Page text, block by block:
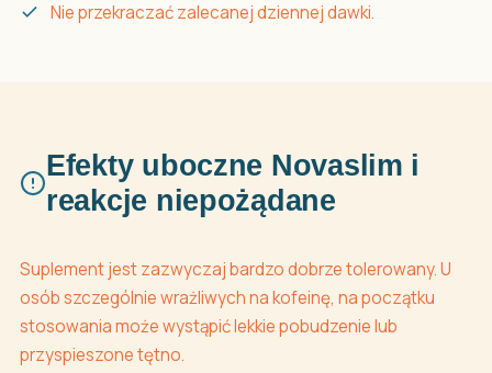
Nie przekraczać zalecanej dziennej dawki.
Efekty uboczne Novaslim i
reakcje niepożądane
Suplement jest zazwyczaj bardzo dobrze tolerowany. U
osób szczególnie wrażliwych na kofeinę, na początku
stosowania może wystąpić lekkie pobudzenie lub
przyspieszone tętno.